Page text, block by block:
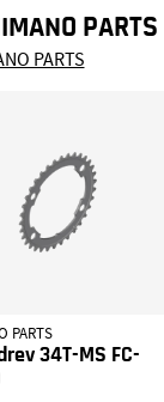
PARTS
PARTS
PARTS
34T-MS FC-